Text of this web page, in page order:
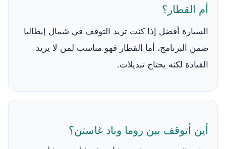
أم القطار؟
السيارة أفضل إذا كنت تريد التوقف في شمال إيطاليا
ضمن البرنامج، أما القطار فهو مناسب لمن لا يريد
القيادة لكنه يحتاج تبديلات.
أين أتوقف بين روما وباد غاستن؟